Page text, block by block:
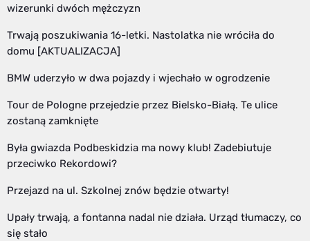
wizerunki dwóch mężczyzn
Trwają poszukiwania 16-letki. Nastolatka nie wróciła do
domu [AKTUALIZACJA]
BMW uderzyło w dwa pojazdy i wjechało w ogrodzenie
Tour de Pologne przejedzie przez Bielsko-Białą. Te ulice
zostaną zamknięte
Była gwiazda Podbeskidzia ma nowy klub! Zadebiutuje
przeciwko Rekordowi?
Przejazd na ul. Szkolnej znów będzie otwarty!
Upały trwają, a fontanna nadal nie działa. Urząd tłumaczy, co
się stało